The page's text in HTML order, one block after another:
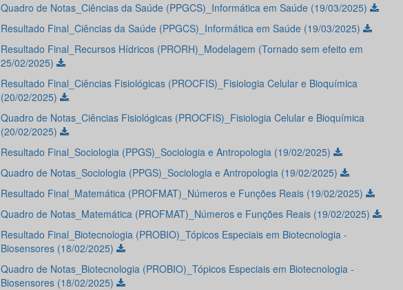
Quadro de Notas_Ciências da Saúde (PPGCS)_Informática em Saúde (19/03/2025)
Resultado Final_Ciências da Saúde (PPGCS)_Informática em Saúde (19/03/2025)
Resultado Final_Recursos Hídricos (PRORH)_Modelagem (Tornado sem efeito em
25/02/2025)
Resultado Final_Ciências Fisiológicas (PROCFIS)_Fisiologia Celular e Bioquímica
(20/02/2025)
Quadro de Notas_Ciências Fisiológicas (PROCFIS)_Fisiologia Celular e Bioquímica
(20/02/2025)
Resultado Final_Sociologia (PPGS)_Sociologia e Antropologia (19/02/2025)
Quadro de Notas_Sociologia (PPGS)_Sociologia e Antropologia (19/02/2025)
Resultado Final_Matemática (PROFMAT)_Números e Funções Reais (19/02/2025)
Quadro de Notas_Matemática (PROFMAT)_Números e Funções Reais (19/02/2025)
Resultado Final_Biotecnologia (PROBIO)_Tópicos Especiais em Biotecnologia -
Biosensores (18/02/2025)
Quadro de Notas_Biotecnologia (PROBIO)_Tópicos Especiais em Biotecnologia -
Biosensores (18/02/2025)